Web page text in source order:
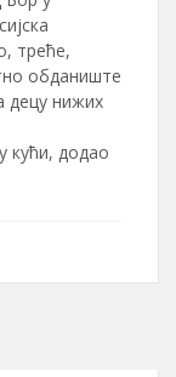
треће,
обданиште
децу нижих
кући, додао